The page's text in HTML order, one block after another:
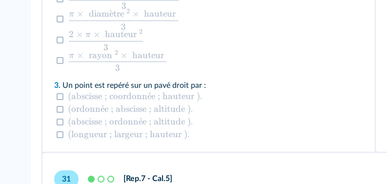
3
3
π × diame
ˋtre 2 × hauteur
3
2 × π × hauteur 2
3
π × rayon 2 × hauteur
3. Un point est repéré sur un pavé droit par :
(abscisse ; coordonne
ˊe ; hauteur ).
(ordonne
ˊe ; abscisse ; altitude ).
(abscisse ; ordonne
ˊe ; altitude ).
(longueur ; largeur ; hauteur ).
31 [Rep.7 - Cal.5]